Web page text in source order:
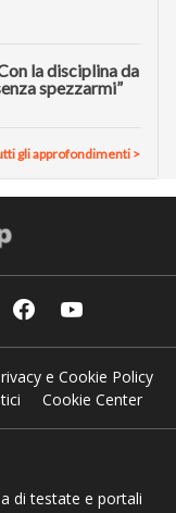
la disciplina da
spezzarmi”
gli approfondimenti >
e Cookie Policy
Cookie Center
di testate e portali